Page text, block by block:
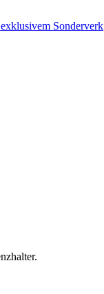
Sonderverk